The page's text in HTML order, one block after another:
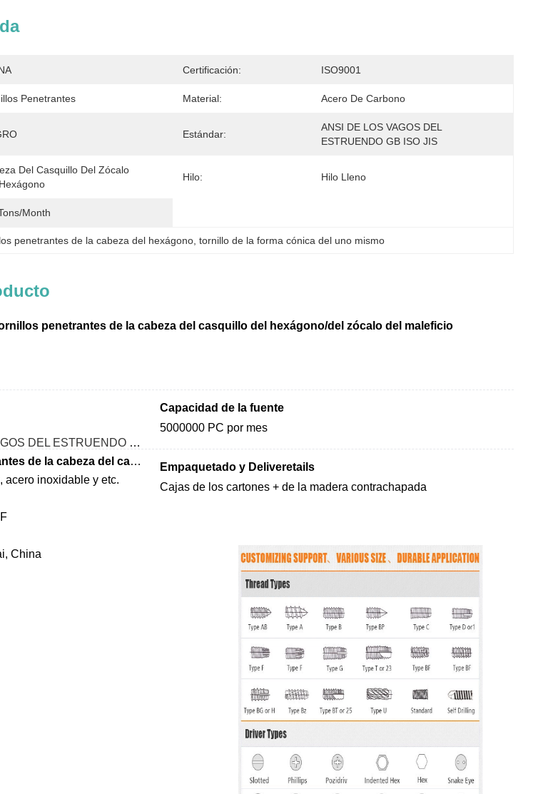
Certificación: ISO9001
Penetrantes Material: Acero De Carbono
Estándar:
ANSI DE LOS VAGOS DEL
ESTRUENDO GB ISO JIS
Del Casquillo Del Zócalo
Hilo: Hilo Lleno
Month
penetrantes de la cabeza del hexágono , tornillo de la forma cónica del uno mismo
penetrantes de la cabeza del casquillo del hexágono/del zócalo del maleficio
ANSI DE LOS VAGOS DEL ESTRUENDO GB ISO JIS
Tornillos penetrantes de la cabeza del casquillo del zócalo del hex.
acero inoxidable y etc.
China
Capacidad de la fuente
5000000 PC por mes
Empaquetado y Deliveretails
Cajas de los cartones + de la madera contrachapada